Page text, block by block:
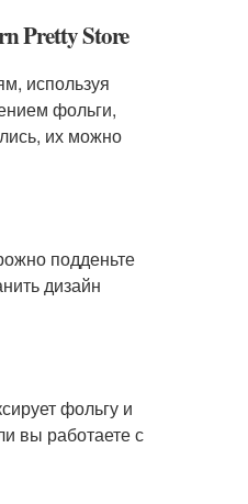
Pretty Store
используя
фольги,
их можно
подденьте
дизайн
фольгу и
вы работаете с